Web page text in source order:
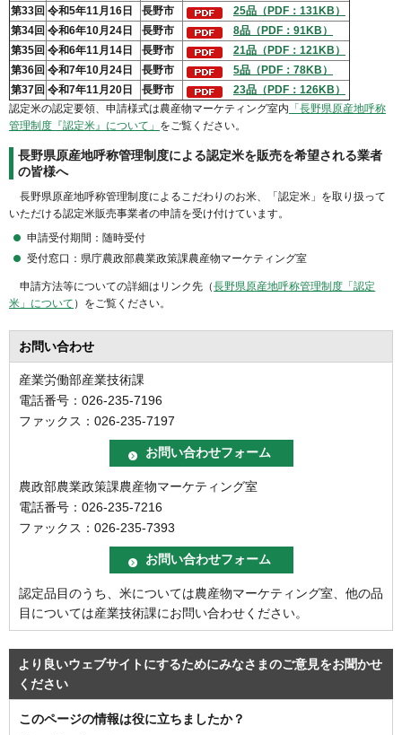
第33回 令和5年11月16日 長野市
25品（PDF：131KB）
第34回 令和6年10月24日 長野市
8品（PDF：91KB）
第35回 令和6年11月14日 長野市
21品（PDF：121KB）
第36回 令和7年10月24日 長野市
5品（PDF：78KB）
第37回 令和7年11月20日 長野市
23品（PDF：126KB）
認定米の認定要領、申請様式は農産物マーケティング室内 「長野県原産地呼称
管理制度『認定米』について」 をご覧ください。
長野県原産地呼称管理制度による認定米を販売を希望される業者
の皆様へ
長野県原産地呼称管理制度によるこだわりのお米、「認定米」を取り扱って
いただける認定米販売事業者の申請を受け付けています。
申請受付期間：随時受付
受付窓口：県庁農政部農業政策課農産物マーケティング室
申請方法等についての詳細はリンク先（長野県原産地呼称管理制度「認定
米」について ）をご覧ください。
お問い合わせ
産業労働部産業技術課
電話番号：026-235-7196
ファックス：026-235-7197
農政部農業政策課農産物マーケティング室
電話番号：026-235-7216
ファックス：026-235-7393
認定品目のうち、米については農産物マーケティング室、他の品
目については産業技術課にお問い合わせください。
より良いウェブサイトにするためにみなさまのご意見をお聞かせ
ください
このページの情報は役に立ちましたか？